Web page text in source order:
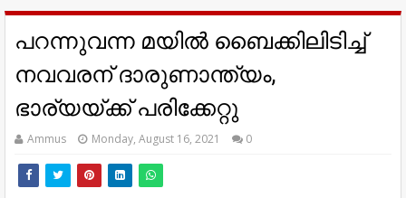
പറന്നുവന്ന മയില്‍ ബൈക്കിലിടിച്ച്
നവവരന് ദാരുണാന്ത്യം,
ഭാര്യയ്ക്ക് പരിക്കേറ്റു
Ammus Monday, August 16, 2021 0